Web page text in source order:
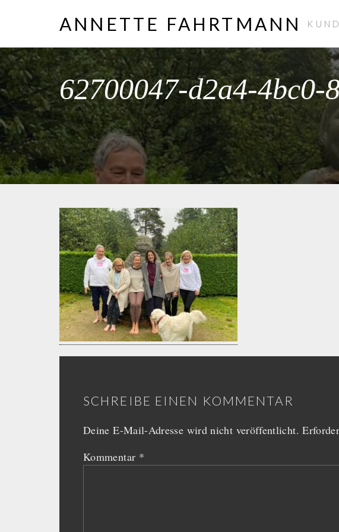
ANNETTE FAHRTMANN
62700047-d2a4-4bc0-
SCHREIBE EINEN KOMMENTAR
Deine E-Mail-Adresse wird nicht veröffentlicht.
Kommentar *